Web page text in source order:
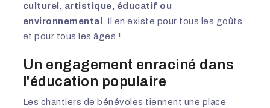
culturel, artistique, éducatif ou
environnemental . Il en existe pour tous les goûts
et pour tous les âges !
Un engagement enraciné dans
l'éducation populaire
Les chantiers de bénévoles tiennent une place